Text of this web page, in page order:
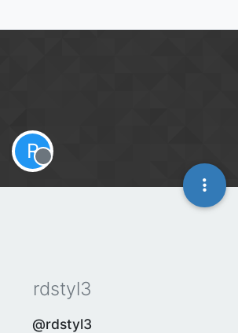
R
Offline
rdstyl3
@rdstyl3